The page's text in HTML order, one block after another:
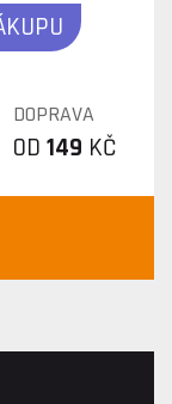
DOPRAVA
OD 149 KČ